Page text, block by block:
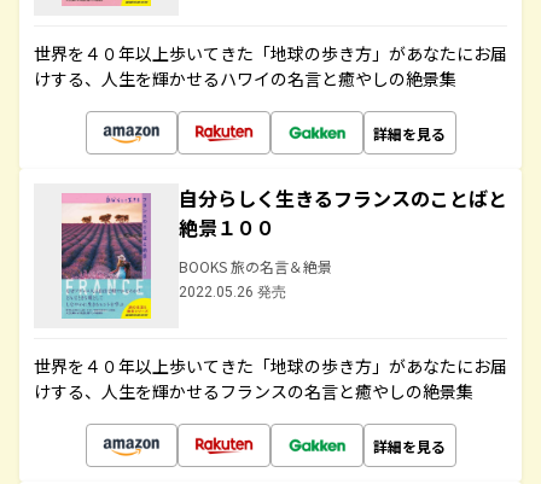
世界を４０年以上歩いてきた「地球の歩き方」があなたにお届
けする、人生を輝かせるハワイの名言と癒やしの絶景集
詳細を見る
自分らしく生きるフランスのことばと
絶景１００
BOOKS 旅の名言＆絶景
2022.05.26 発売
世界を４０年以上歩いてきた「地球の歩き方」があなたにお届
けする、人生を輝かせるフランスの名言と癒やしの絶景集
詳細を見る